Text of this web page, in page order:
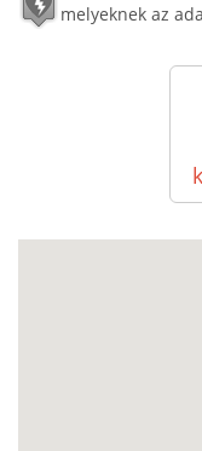
melyeknek az